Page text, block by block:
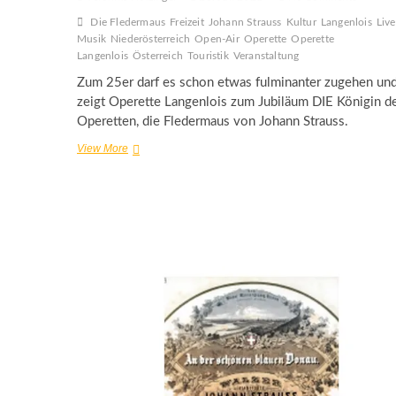
Die Fledermaus Freizeit Johann Strauss Kultur Langenlois
Musik Niederösterreich Open-Air Operette Operette
Langenlois Österreich Touristik Veranstaltung
Zum 25er darf es schon etwas fulminanter zugehen
zeigt Operette Langenlois zum Jubiläum DIE Königin
Operetten, die Fledermaus von Johann Strauss.
View MoreOperette